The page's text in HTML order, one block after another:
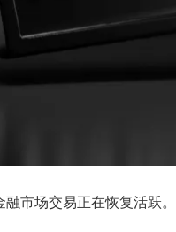
市场交易正在恢复活跃